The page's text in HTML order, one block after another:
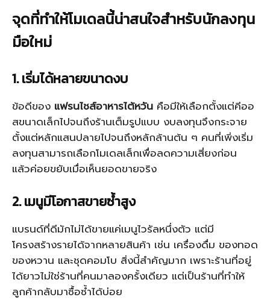
จุดที่ทำให้โมเดลนี้น่าสนใจสำหรับนักลงทุน
มือใหม่
1. เริ่มได้หลายขนาดงบ
ข้อดีของ แฟรนไชส์อาหารไต้หวัน คือมีให้เลือกตั้งแต่คีออ
สขนาดเล็กไปจนถึงร้านเต็มรูปแบบ งบลงทุนจึงกระจาย
ตั้งแต่หลักแสนปลายไปจนถึงหลักล้านต้น ๆ คนที่เพิ่งเริ่ม
ลงทุนสามารถเลือกโมเดลเล็กเพื่อลดความเสี่ยงก่อน
แล้วค่อยขยับเมื่อเห็นยอดขายจริง
2. เมนูมีโอกาสขายซ้ำสูง
แบรนด์ที่ดีมักไม่ได้ขายแค่เมนูไวรัลหนึ่งตัว แต่มี
โครงสร้างรายได้จากหลายสินค้า เช่น เครื่องดื่ม ของทอด
ของหวาน และชุดคอมโบ สิ่งนี้สำคัญมาก เพราะร้านที่อยู่
ได้ยาวไม่ใช่ร้านที่คนมาลองครั้งเดียว แต่เป็นร้านที่ทำให้
ลูกค้ากลับมาซื้อซ้ำได้บ่อย